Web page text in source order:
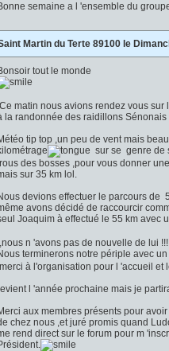
semaine a l 'ensemble du
Martin du Terte 89100 le
tout le monde
Ce matin nous avions rendez vous
la randonnée des raidillons Sénonais
tip top ,un peu de vent mais
sur se genre de
des bosses ,pour vous donner
sur 35 km lol.
devions effectuer le parcours de
avons décidé de raccourcir
Joaquim à effectué le 55 km avec
,nous n 'avons pas de nouvelle de lui !!!
terminerons notre périple avec
à l'organisation pour l 'accueil et
l 'année prochaine mais je
aux membres présents pour
chez nous ,et juré promis quand
rend direct sur le forum pour m